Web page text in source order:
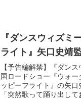
『ダンスウィズミ
ライト』矢口史靖
【予告編解禁】『ダン
国ロードショー『ウォ
ッピーフライト』の矢口
「突然歌って踊り出して